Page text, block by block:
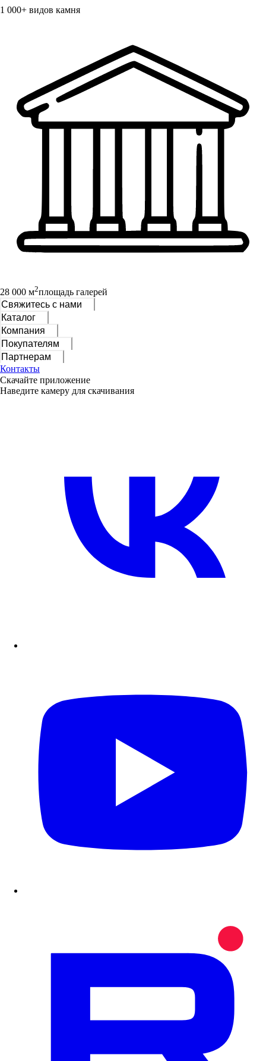
1 000+ видов камня
28 000 м2площадь галерей
Свяжитесь с нами
Каталог
Компания
Покупателям
Партнерам
Контакты
Скачайте приложение
Наведите камеру для скачивания